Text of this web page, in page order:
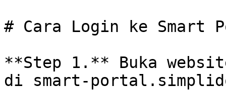
# Cara Login ke
**Step 1.** Buka
di smart-